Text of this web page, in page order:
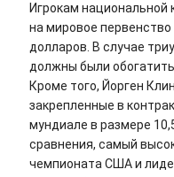
Игрокам
на мировое
долларов. В случае
должны были
Кроме того, Йорген
закрепленные в
мундиале в размере
сравнения, самый
чемпионата США и